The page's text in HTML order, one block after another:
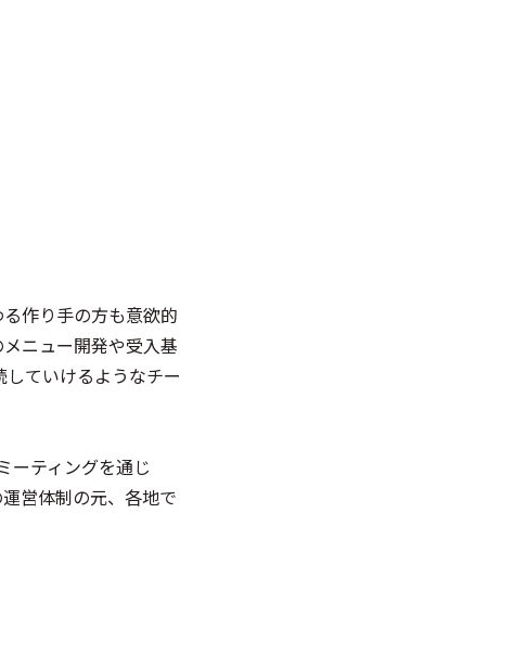
作り手の方も意欲的
ニュー開発や受入基
ていけるようなチー
ーティングを通じ
営体制の元、各地で